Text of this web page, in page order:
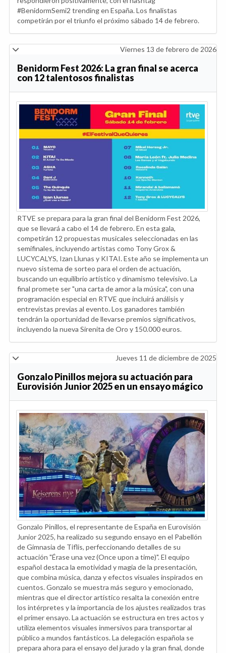
#BenidormSemi2 trending en España. Los finalistas
competirán por el triunfo el próximo sábado 14 de febrero.
Viernes 13 de febrero de 2026
Benidorm Fest 2026: La gran final se acerca
con 12 talentosos finalistas
RTVE se prepara para la gran final del Benidorm Fest 2026,
que se llevará a cabo el 14 de febrero. En esta gala,
competirán 12 propuestas musicales seleccionadas en las
semifinales, incluyendo artistas como Tony Grox &
LUCYCALYS, Izan Llunas y KITAI. Este año se implementa un
nuevo sistema de sorteo para el orden de actuación,
buscando un equilibrio artístico y dinamismo televisivo. La
final promete ser "una carta de amor a la música", con una
programación especial en RTVE que incluirá análisis y
entrevistas previas al evento. Los ganadores también
tendrán la oportunidad de llevarse premios significativos,
incluyendo la nueva Sirenita de Oro y 150.000 euros.
Jueves 11 de diciembre de 2025
Gonzalo Pinillos mejora su actuación para
Eurovisión Junior 2025 en un ensayo mágico
Gonzalo Pinillos, el representante de España en Eurovisión
Junior 2025, ha realizado su segundo ensayo en el Pabellón
de Gimnasia de Tiflis, perfeccionando detalles de su
actuación "Érase una vez (Once upon a time)". El equipo
español destaca la emotividad y magia de la presentación,
que combina música, danza y efectos visuales inspirados en
cuentos. Gonzalo se muestra más seguro y emocionado,
mientras que el director artístico resalta la conexión entre
los intérpretes y la importancia de los ajustes realizados tras
el primer ensayo. La actuación se estructura en tres actos y
utiliza elementos visuales inmersivos para transportar al
público a mundos fantásticos. La delegación española se
prepara ahora para el ensayo del jurado y la gran final, donde